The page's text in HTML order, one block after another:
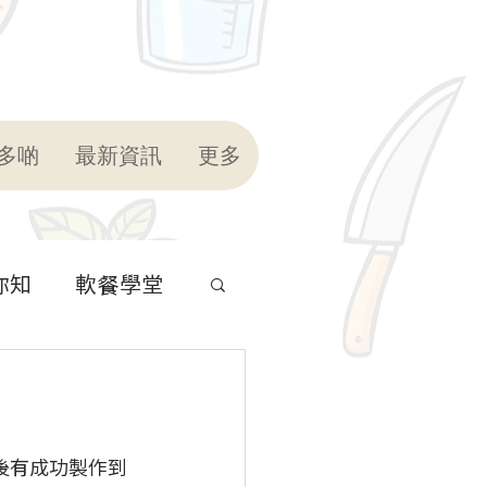
啲 最新資訊 更多
知 軟餐學堂
成功製作到